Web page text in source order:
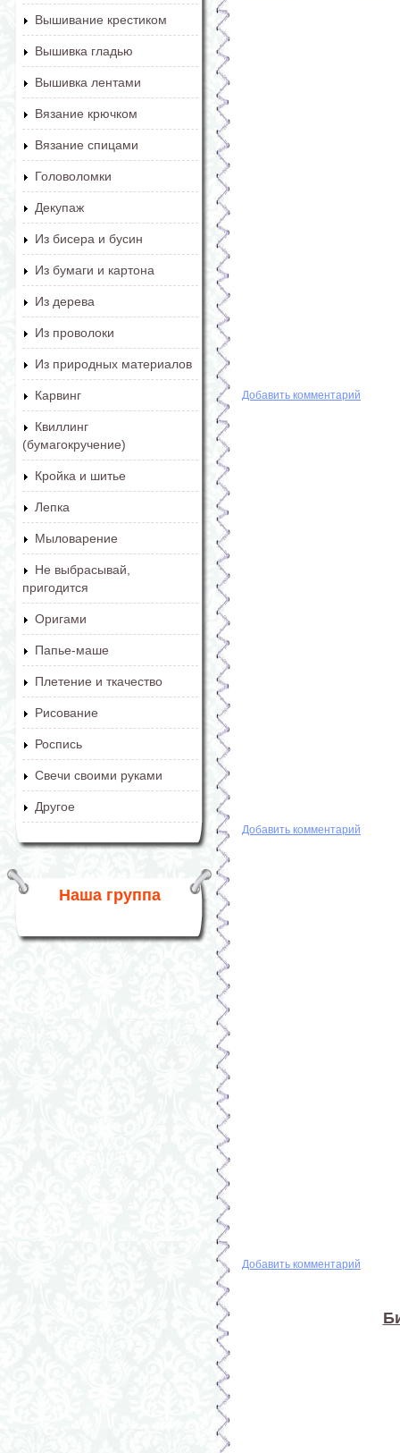
Вышивание крестиком
Вышивка гладью
Вышивка лентами
Вязание крючком
Вязание спицами
Головоломки
Декупаж
Из бисера и бусин
Из бумаги и картона
Из дерева
Из проволоки
Из природных материалов
Карвинг
Квиллинг
(бумагокручение)
Кройка и шитье
Лепка
Мыловарение
Не выбрасывай,
пригодится
Оригами
Папье-маше
Плетение и ткачество
Рисование
Роспись
Свечи своими руками
Другое
Наша группа
Добавить комментарий
Добавить комментарий
Добавить комментарий